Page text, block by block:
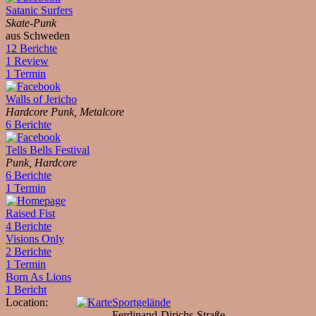
Satanic Surfers
Skate-Punk
aus Schweden
12 Berichte
1 Review
1 Termin
Walls of Jericho
Hardcore Punk, Metalcore
6 Berichte
Tells Bells Festival
Punk, Hardcore
6 Berichte
1 Termin
Raised Fist
4 Berichte
Visions Only
2 Berichte
1 Termin
Born As Lions
1 Bericht
Location:
Sportgelände